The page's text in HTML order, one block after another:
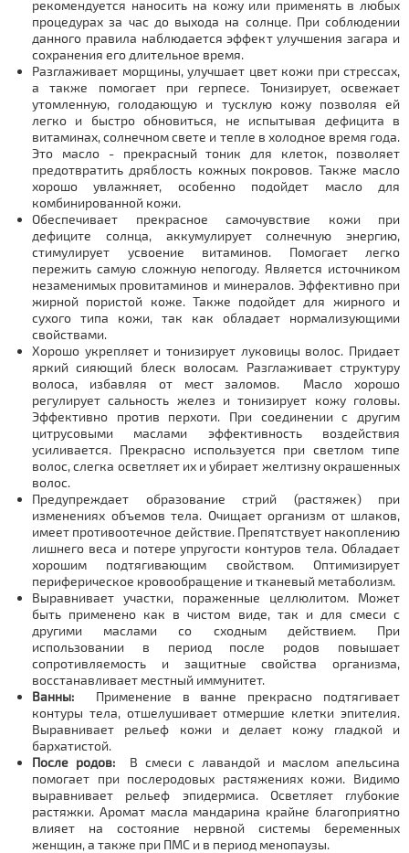
рекомендуется наносить на кожу или применять в любых
процедурах за час до выхода на солнце. При соблюдении
данного правила наблюдается эффект улучшения загара и
сохранения его длительное время.
Разглаживает морщины, улучшает цвет кожи при стрессах,
а также помогает при герпесе. Тонизирует, освежает
утомленную, голодающую и тусклую кожу позволяя ей
легко и быстро обновиться, не испытывая дефицита в
витаминах, солнечном свете и тепле в холодное время года.
Это масло - прекрасный тоник для клеток, позволяет
предотвратить дряблость кожных покровов. Также масло
хорошо увлажняет, особенно подойдет масло для
комбинированной кожи.
Обеспечивает прекрасное самочувствие кожи при
дефиците солнца, аккумулирует солнечную энергию,
стимулирует усвоение витаминов. Помогает легко
пережить самую сложную непогоду. Является источником
незаменимых провитаминов и минералов. Эффективно при
жирной пористой коже. Также подойдет для жирного и
сухого типа кожи, так как обладает нормализующими
свойствами.
Хорошо укрепляет и тонизирует луковицы волос. Придает
яркий сияющий блеск волосам. Разглаживает структуру
волоса, избавляя от мест заломов. Масло хорошо
регулирует сальность желез и тонизирует кожу головы.
Эффективно против перхоти. При соединении с другим
цитрусовыми маслами эффективность воздействия
усиливается. Прекрасно используется при светлом типе
волос, слегка осветляет их и убирает желтизну окрашенных
волос.
Предупреждает образование стрий (растяжек) при
изменениях объемов тела. Очищает организм от шлаков,
имеет противоотечное действие. Препятствует накоплению
лишнего веса и потере упругости контуров тела. Обладает
хорошим подтягивающим свойством. Оптимизирует
периферическое кровообращение и тканевый метаболизм.
Выравнивает участки, пораженные целлюлитом. Может
быть применено как в чистом виде, так и для смеси с
другими маслами со сходным действием. При
использовании в период после родов повышает
сопротивляемость и защитные свойства организма,
восстанавливает местный иммунитет.
Ванны:
Применение в ванне прекрасно подтягивает
контуры тела, отшелушивает отмершие клетки эпителия.
Выравнивает рельеф кожи и делает кожу гладкой и
бархатистой.
После родов:
В смеси с лавандой и маслом апельсина
помогает при послеродовых растяжениях кожи. Видимо
выравнивает рельеф эпидермиса. Осветляет глубокие
растяжки. Аромат масла мандарина крайне благоприятно
влияет на состояние нервной системы беременных
женщин, а также при ПМС и в период менопаузы.